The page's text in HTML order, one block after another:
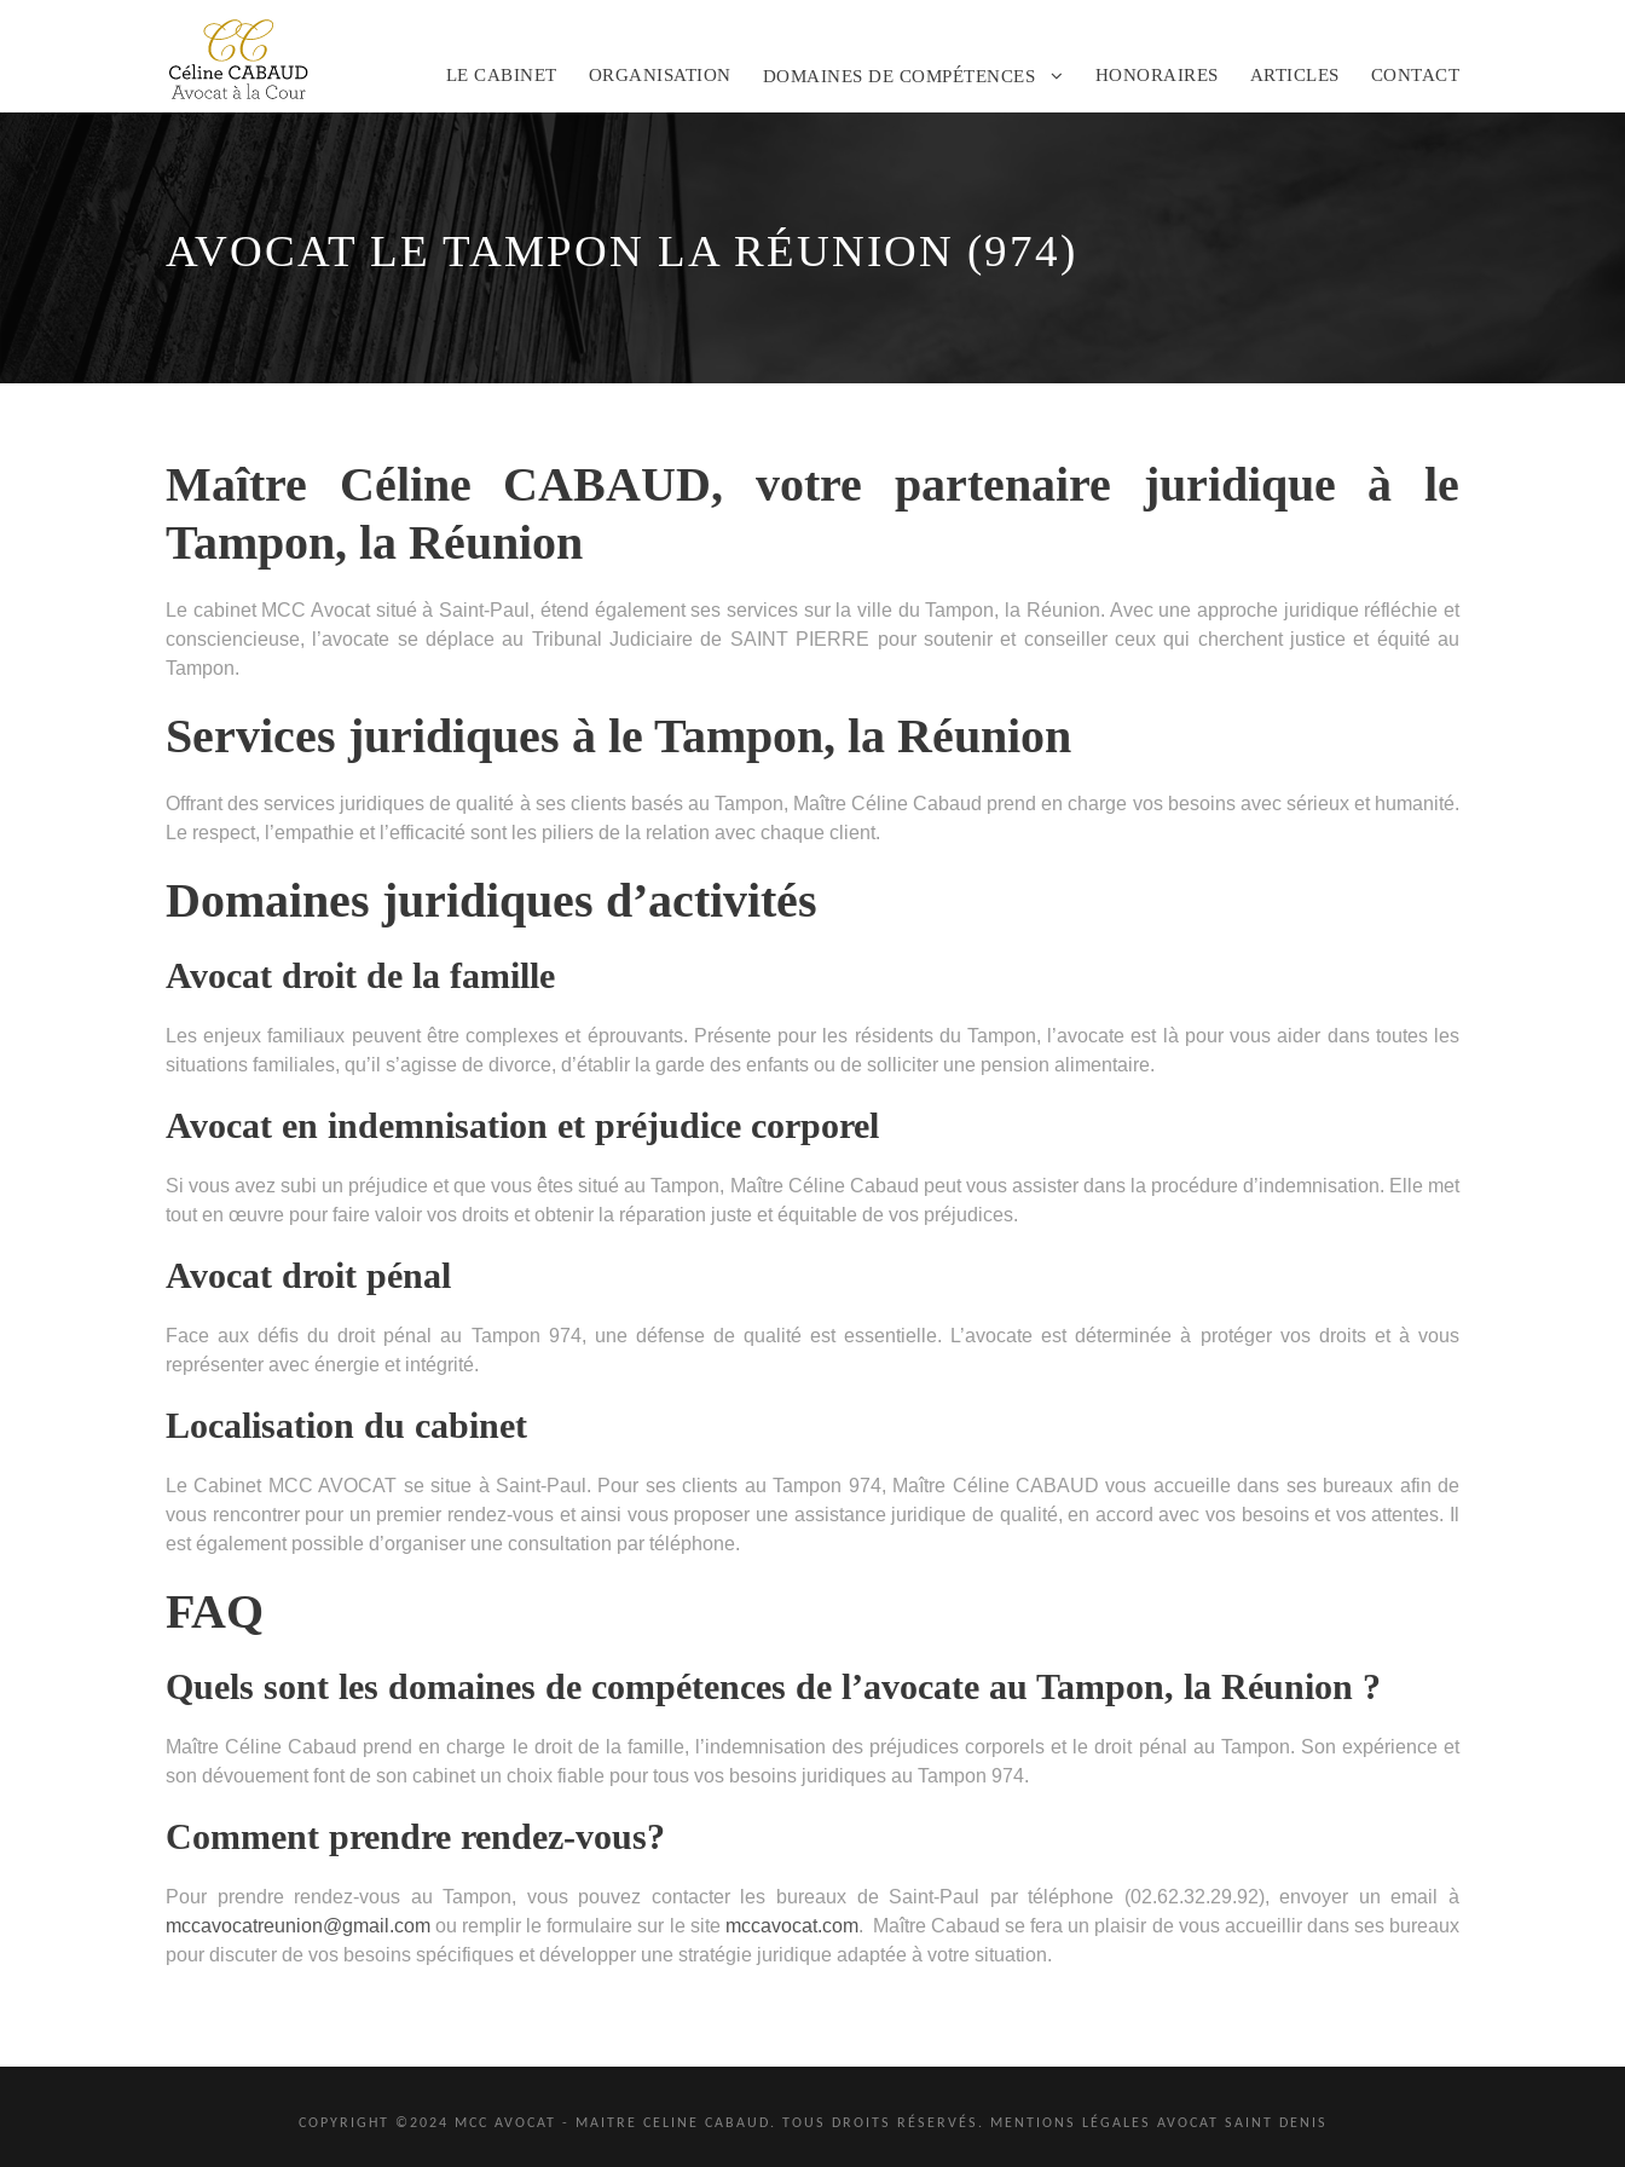
LE CABINET ORGANISATION DOMAINES DE COMPÉTENCES HONORAIRES ARTICLES CONTACT
AVOCAT LE TAMPON LA RÉUNION (974)
Maître Céline CABAUD, votre partenaire juridique à le
Tampon, la Réunion
Le cabinet MCC Avocat situé à Saint-Paul, étend également ses services sur la ville du Tampon, la Réunion. Avec une approche juridique réfléchie et
consciencieuse, l’avocate se déplace au Tribunal Judiciaire de SAINT PIERRE pour soutenir et conseiller ceux qui cherchent justice et équité au
Tampon.
Services juridiques à le Tampon, la Réunion
Offrant des services juridiques de qualité à ses clients basés au Tampon, Maître Céline Cabaud prend en charge vos besoins avec sérieux et humanité.
Le respect, l’empathie et l’efficacité sont les piliers de la relation avec chaque client.
Domaines juridiques d’activités
Avocat droit de la famille
Les enjeux familiaux peuvent être complexes et éprouvants. Présente pour les résidents du Tampon, l’avocate est là pour vous aider dans toutes les
situations familiales, qu’il s’agisse de divorce, d’établir la garde des enfants ou de solliciter une pension alimentaire.
Avocat en indemnisation et préjudice corporel
Si vous avez subi un préjudice et que vous êtes situé au Tampon, Maître Céline Cabaud peut vous assister dans la procédure d’indemnisation. Elle met
tout en œuvre pour faire valoir vos droits et obtenir la réparation juste et équitable de vos préjudices.
Avocat droit pénal
Face aux défis du droit pénal au Tampon 974, une défense de qualité est essentielle. L’avocate est déterminée à protéger vos droits et à vous
représenter avec énergie et intégrité.
Localisation du cabinet
Le Cabinet MCC AVOCAT se situe à Saint-Paul. Pour ses clients au Tampon 974, Maître Céline CABAUD vous accueille dans ses bureaux afin de
vous rencontrer pour un premier rendez-vous et ainsi vous proposer une assistance juridique de qualité, en accord avec vos besoins et vos attentes. Il
est également possible d’organiser une consultation par téléphone.
FAQ
Quels sont les domaines de compétences de l’avocate au Tampon, la Réunion ?
Maître Céline Cabaud prend en charge le droit de la famille, l’indemnisation des préjudices corporels et le droit pénal au Tampon. Son expérience et
son dévouement font de son cabinet un choix fiable pour tous vos besoins juridiques au Tampon 974.
Comment prendre rendez-vous?
Pour prendre rendez-vous au Tampon, vous pouvez contacter les bureaux de Saint-Paul par téléphone (02.62.32.29.92), envoyer un email à
mccavocatreunion@gmail.com ou remplir le formulaire sur le site mccavocat.com. Maître Cabaud se fera un plaisir de vous accueillir dans ses bureaux
pour discuter de vos besoins spécifiques et développer une stratégie juridique adaptée à votre situation.
COPYRIGHT ©2024 MCC AVOCAT - MAITRE CELINE CABAUD. TOUS DROITS RÉSERVÉS. MENTIONS LÉGALES AVOCAT SAINT DENIS